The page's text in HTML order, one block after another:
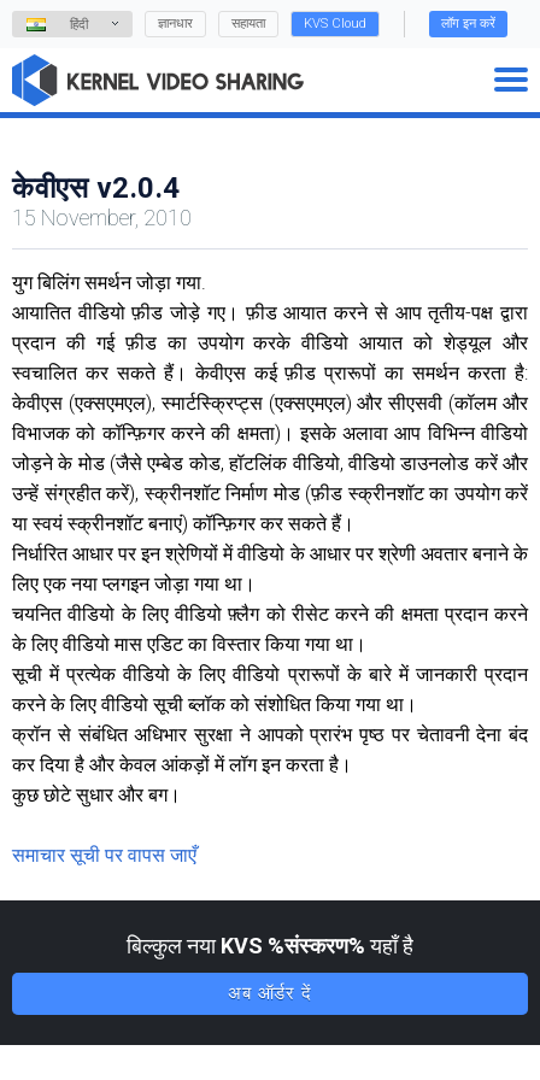
हिंदी ज्ञानधार सहायता KVS Cloud लॉग इन करें
केवीएस v2.0.4
15 November, 2010
युग बिलिंग समर्थन जोड़ा गया.
आयातित वीडियो फ़ीड जोड़े गए। फ़ीड आयात करने से आप तृतीय-पक्ष द्वारा
प्रदान की गई फ़ीड का उपयोग करके वीडियो आयात को शेड्यूल और
स्वचालित कर सकते हैं। केवीएस कई फ़ीड प्रारूपों का समर्थन करता है:
केवीएस (एक्सएमएल), स्मार्टस्क्रिप्ट्स (एक्सएमएल) और सीएसवी (कॉलम और
विभाजक को कॉन्फ़िगर करने की क्षमता)। इसके अलावा आप विभिन्न वीडियो
जोड़ने के मोड (जैसे एम्बेड कोड, हॉटलिंक वीडियो, वीडियो डाउनलोड करें और
उन्हें संग्रहीत करें), स्क्रीनशॉट निर्माण मोड (फ़ीड स्क्रीनशॉट का उपयोग करें
या स्वयं स्क्रीनशॉट बनाएं) कॉन्फ़िगर कर सकते हैं।
निर्धारित आधार पर इन श्रेणियों में वीडियो के आधार पर श्रेणी अवतार बनाने के
लिए एक नया प्लगइन जोड़ा गया था।
चयनित वीडियो के लिए वीडियो फ़्लैग को रीसेट करने की क्षमता प्रदान करने
के लिए वीडियो मास एडिट का विस्तार किया गया था।
सूची में प्रत्येक वीडियो के लिए वीडियो प्रारूपों के बारे में जानकारी प्रदान
करने के लिए वीडियो सूची ब्लॉक को संशोधित किया गया था।
क्रॉन से संबंधित अधिभार सुरक्षा ने आपको प्रारंभ पृष्ठ पर चेतावनी देना बंद
कर दिया है और केवल आंकड़ों में लॉग इन करता है।
कुछ छोटे सुधार और बग।
समाचार सूची पर वापस जाएँ
बिल्कुल नयाKVS %संस्करण%यहाँ है
अब ऑर्डर दें